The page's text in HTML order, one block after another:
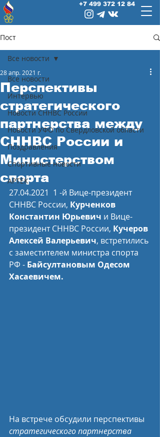
+7 499 372 12 84
Пост
Все новости
Интервью
Новости СННВС России
Новости УФО по Свердловской области
Поздравления
Спортивные новости
АРТЕК
Все новости
Перспективы
стратегического
партнерства между
СННВС России и
Министерством
спорта
28 апр. 2021 г.
27.04.2021  1 -й Вице-президент
СННВС России, Курченков
Константин Юрьевич и Вице-
президент СННВС России, Кучеров
Алексей Валерьевич, встретились
с заместителем министра спорта
РФ - Байсултановым Одесом
Хасаевичем.
На встрече обсудили перспективы
стратегического партнерства